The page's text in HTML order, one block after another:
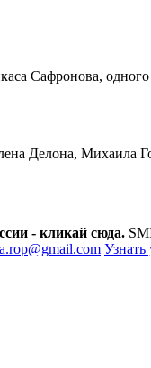
Сафронова,
Делона, Михаила
- кликай сюда.
Узнать